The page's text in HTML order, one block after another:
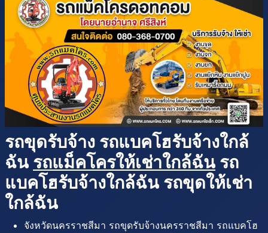
รถขุดรับจ้าง รถแบคโฮรับจ้างใกล้
ฉัน รถแม็คโครให้เช่าใกล้ฉัน รถ
แบคโฮรับจ้างใกล้ฉัน รถขุดให้เช่า
ใกล้ฉัน
จังหวัดนครราชสีมา รถขุดรับจ้างนครราชสีมา รถแบคโฮ